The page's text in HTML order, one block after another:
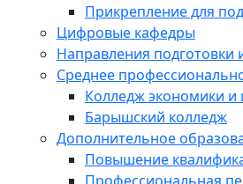
Прикрепление для
Цифровые кафедры
Направления подготовки
Среднее
Колледж экономики
Барышский колледж
Дополнительное
Повышение